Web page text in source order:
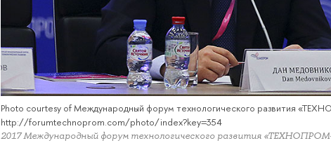
Photo courtesy of Международный форум технологического развития
http://forumtechnoprom.com/photo/index?key=354
2017 Международный форум технологического развития